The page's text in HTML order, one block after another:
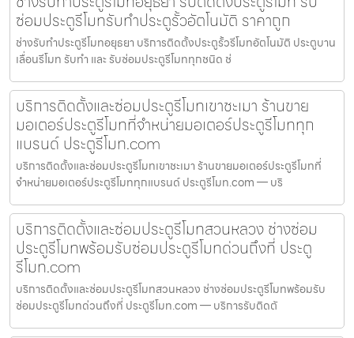
ซ่อมประตูรีโมทรับทำประตูรั้วอัตโนมัติ ราคาถูก
ช่างรับทำประตูรีโมทอยุธยา บริการติดตั้งประตูรั้วรีโมทอัตโนมัติ ประตูบาน
เลื่อนรีโมท รับทำ และ รับซ่อมประตูรีโมททุกชนิด ช่
บริการติดตั้งและซ่อมประตูรีโมทเขาชะเมา ร้านขาย
มอเตอร์ประตูรีโมทที่จำหน่ายมอเตอร์ประตูรีโมททุก
แบรนด์ ประตูรีโมท.com
บริการติดตั้งและซ่อมประตูรีโมทเขาชะเมา ร้านขายมอเตอร์ประตูรีโมทที่
จำหน่ายมอเตอร์ประตูรีโมททุกแบรนด์ ประตูรีโมท.com — บริ
บริการติดตั้งและซ่อมประตูรีโมทสวนหลวง ช่างซ่อม
ประตูรีโมทพร้อมรับซ่อมประตูรีโมทด่วนถึงที่ ประตู
รีโมท.com
บริการติดตั้งและซ่อมประตูรีโมทสวนหลวง ช่างซ่อมประตูรีโมทพร้อมรับ
ซ่อมประตูรีโมทด่วนถึงที่ ประตูรีโมท.com — บริการรับติดตั